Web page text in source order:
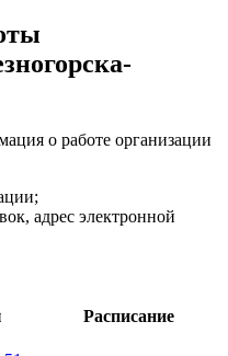
о работе организации
адрес электронной
Расписание